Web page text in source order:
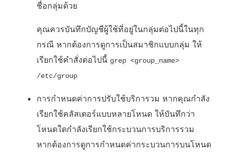
ชื่อกลุ่มด้วย
คุณควรบันทึกบัญชีผู้ใช้ที่อยู่ในกลุ่มต่อไปนี้ในทุก
กรณี หากต้องการดูการเป็นสมาชิกแบบกลุ่ม ให้
เรียกใช้คำสั่งต่อไปนี้ grep <group_name>
/etc/group
การกำหนดค่าการปรับใช้บริการวม หากคุณกำลัง
เรียกใช้คลัสเตอร์แบบหลายโหนด ให้บันทึกว่า
โหนดใดกำลังเรียกใช้กระบวนการบริการรวม
หากต้องการดูการกำหนดค่ากระบวนการบนโหนด